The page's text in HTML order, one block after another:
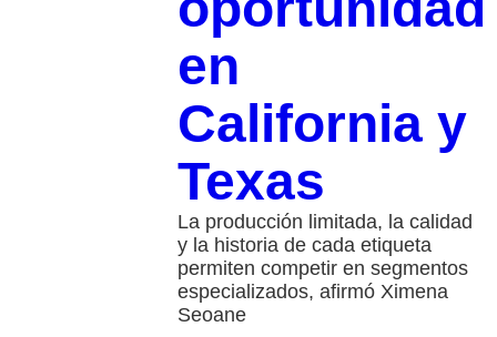
en
California y
Texas
La producción limitada, la calidad
y la historia de cada etiqueta
permiten competir en segmentos
especializados, afirmó Ximena
Seoane